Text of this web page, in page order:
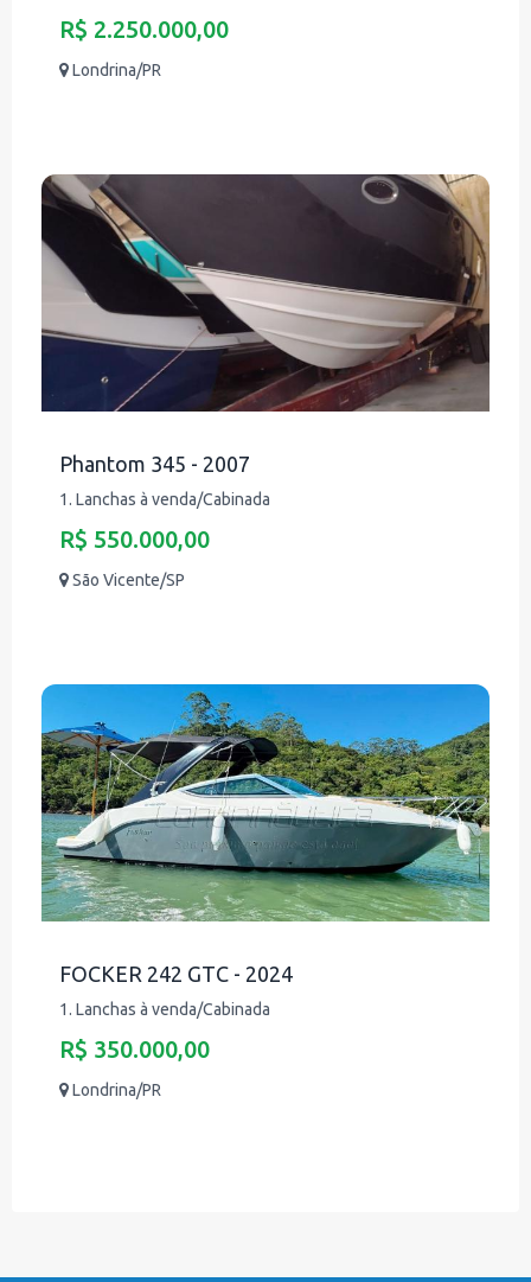
R$ 2.250.000,00
Londrina/PR
Phantom 345 - 2007
1. Lanchas à venda/Cabinada
R$ 550.000,00
São Vicente/SP
FOCKER 242 GTC - 2024
1. Lanchas à venda/Cabinada
R$ 350.000,00
Londrina/PR